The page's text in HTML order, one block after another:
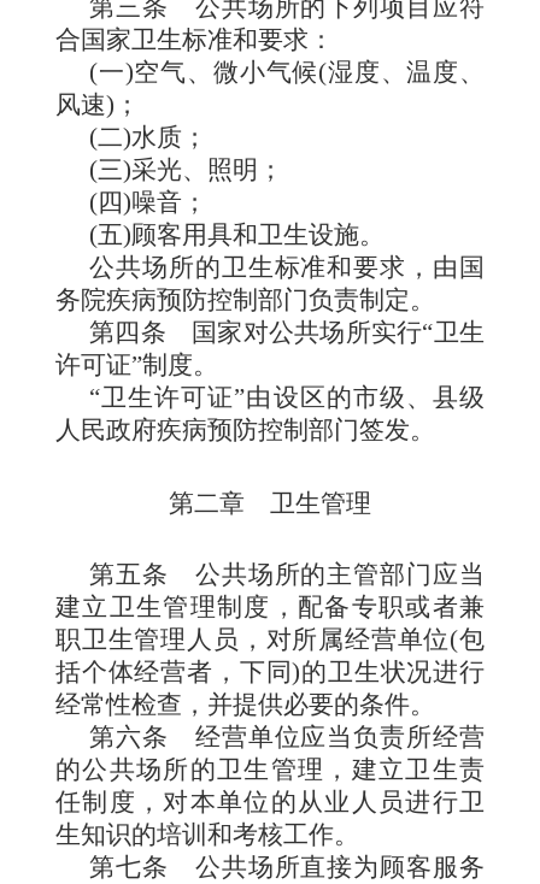
第三条 公共场所的下列项目应符
合国家卫生标准和要求：
(一)空气、微小气候(湿度、温度、
风速)；
(二)水质；
(三)采光、照明；
(四)噪音；
(五)顾客用具和卫生设施。
公共场所的卫生标准和要求，由国
务院疾病预防控制部门负责制定。
第四条 国家对公共场所实行“卫生
许可证”制度。
“卫生许可证”由设区的市级、县级
人民政府疾病预防控制部门签发。
第二章 卫生管理
第五条 公共场所的主管部门应当
建立卫生管理制度，配备专职或者兼
职卫生管理人员，对所属经营单位(包
括个体经营者，下同)的卫生状况进行
经常性检查，并提供必要的条件。
第六条 经营单位应当负责所经营
的公共场所的卫生管理，建立卫生责
任制度，对本单位的从业人员进行卫
生知识的培训和考核工作。
第七条 公共场所直接为顾客服务